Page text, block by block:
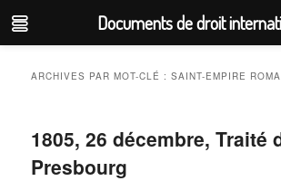
ARCHIVES PAR MOT-CLÉ :SAINT-EMPIRE
1805, 26 décembre, Traité
Presbourg
Documents de droit